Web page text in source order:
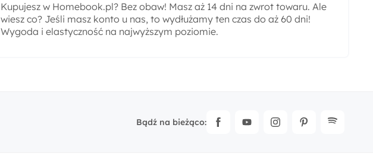
Kupujesz w Homebook.pl? Bez obaw! Masz aż 14 dni na zwrot towaru. Ale
wiesz co? Jeśli masz konto u nas, to wydłużamy ten czas do aż 60 dni!
Wygoda i elastyczność na najwyższym poziomie.
Bądź na bieżąco: